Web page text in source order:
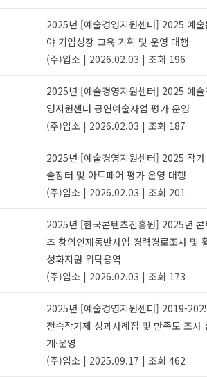
2025년 [예술경영지원센터] 2025 예술
야 기업성장 교육 기획 및 운영 대행
(주)입소 | 2026.02.03 | 조회 196
2025년 [예술경영지원센터] 2025 예술
영지원센터 공연예술사업 평가 운영
(주)입소 | 2026.02.03 | 조회 187
2025년 [예술경영지원센터] 2025 작가
술장터 및 아트페어 평가 운영 대행
(주)입소 | 2026.02.03 | 조회 201
2025년 [한국콘텐츠진흥원] 2025년 콘
츠 창의인재동반사업 경력경로조사 및
성화지원 위탁용역
(주)입소 | 2026.02.03 | 조회 173
2025년 [예술경영지원센터] 2019-
전속작가제 성과사례집 및 만족도 조사
계·운영
(주)입소 | 2025.09.17 | 조회 462